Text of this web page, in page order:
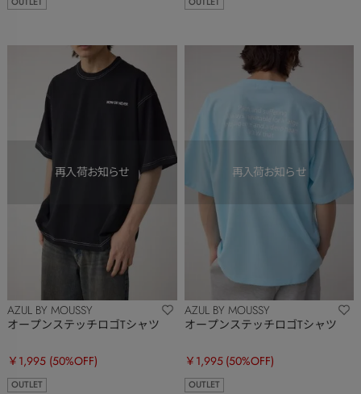
AZUL BY MOUSSY
オープンステッチロゴTシャツ
￥1,995 (50%OFF)
OUTLET
AZUL BY MOUSSY
オープンステッチロゴTシャツ
￥1,995 (50%OFF)
OUTLET